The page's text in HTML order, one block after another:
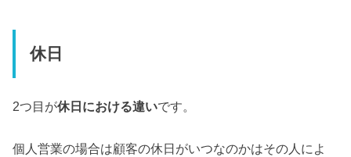
休日
2つ目が休日における違いです。
個人営業の場合は顧客の休日がいつなのかはその人によ